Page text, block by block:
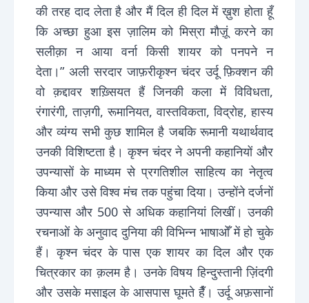
की तरह दाद लेता है और मैं दिल ही दिल में ख़ुश होता हूँ
कि अच्छा हुआ इस ज़ालिम को मिस्रा मौज़ूं करने का
सलीक़ा न आया वर्ना किसी शायर को पनपने न
देता।” अली सरदार जाफ़रीकृश्न चंदर उर्दू फ़िक्शन की
वो क़द्दावर शख़्सियत हैं जिनकी कला में विविधता,
रंगारंगी, ताज़गी, रूमानियत, वास्तविकता, विद्रोह, हास्य
और व्यंग्य सभी कुछ शामिल है जबकि रूमानी यथार्थवाद
उनकी विशिष्टता है। कृश्न चंदर ने अपनी कहानियों और
उपन्यासों के माध्यम से प्रगतिशील साहित्य का नेतृत्व
किया और उसे विश्व मंच तक पहुंचा दिया। उन्होंने दर्जनों
उपन्यास और 500 से अधिक कहानियां लिखीं। उनकी
रचनाओं के अनुवाद दुनिया की विभिन्न भाषाओँ में हो चुके
हैं। कृश्न चंदर के पास एक शायर का दिल और एक
चित्रकार का क़लम है। उनके विषय हिन्दुस्तानी ज़िंदगी
और उसके मसाइल के आसपास घूमते हैँ। उर्दू अफ़सानों